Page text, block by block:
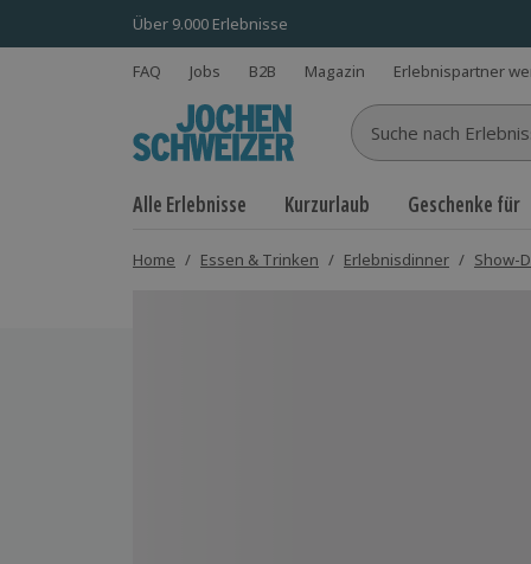
Über 9.000 Erlebnisse
FAQ Jobs B2B Magazin Erlebnispartner
Suche nach
Alle Erlebnisse Kurzurlaub Geschenke für
Home / Essen & Trinken / Erlebnisdinner / Show-